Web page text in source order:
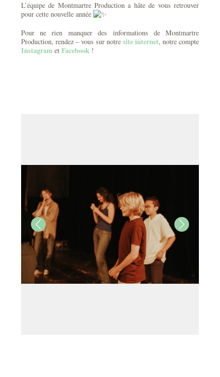
L’équipe de Montmartre Production a hâte de vous retrouver
pour cette nouvelle année
Pour ne rien manquer des informations de Montmartre
Production, rendez – vous sur notre site internet, notre compte
Instagram et Facebook!